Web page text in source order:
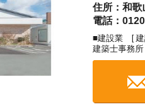
住所：和歌
電話：
■建設業 [ 建
建築士事務